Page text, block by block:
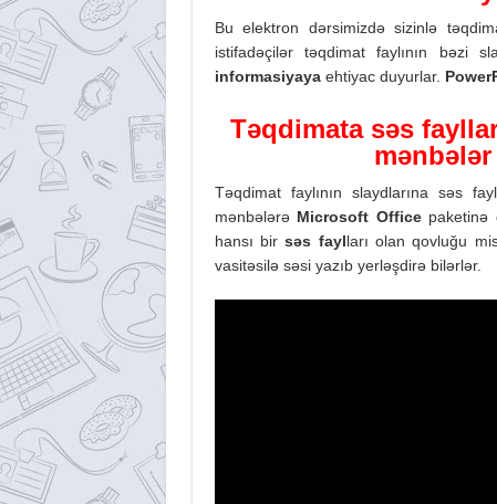
Bu elektron dərsimizdə sizinlə
istifadəçilər təqdimat faylının bəzi
informasiyaya ehtiyac duyurlar. Po
Təqdimata səs
Təqdimat faylının slaydlarına səs
mənbələrə Microsoft Office paketinə
hansı birsəs faylları olan qovluğu
vasitəsilə səsi yazıb yerləşdirə bilərlər.